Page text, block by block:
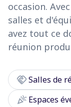
occasion.
salles et
avez tout ce
réunion
handshakeSalles de
celebrationEspaces